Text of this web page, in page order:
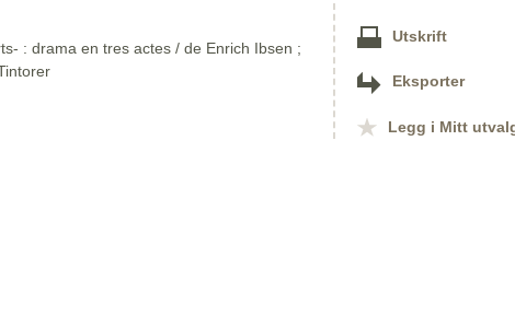
: drama en tres actes / de Enrich Ibsen ;
Utskrift
Eksporter
Legg i Mitt